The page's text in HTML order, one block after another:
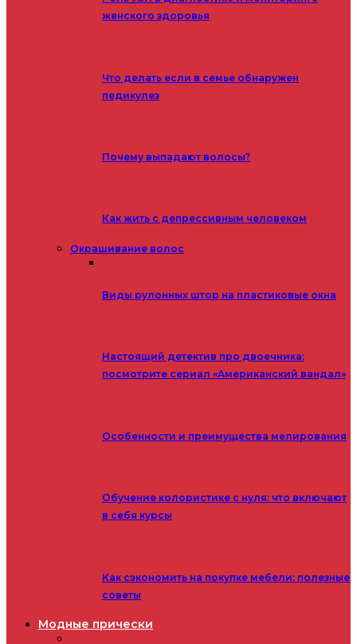
женского здоровья
Что делать если в семье обнаружен
педикулез
Почему выпадают волосы?
Как жить с депрессивным человеком
Окрашивание волос
Виды рулонных штор на пластиковые окна
Настоящий детектив про двоечника:
посмотрите сериал «Американский вандал»
Особенности и преимущества мелирования
Обучение колористике с нуля: что включают
в себя курсы
Как сэкономить на покупке мебели: полезные
советы
Модные прически